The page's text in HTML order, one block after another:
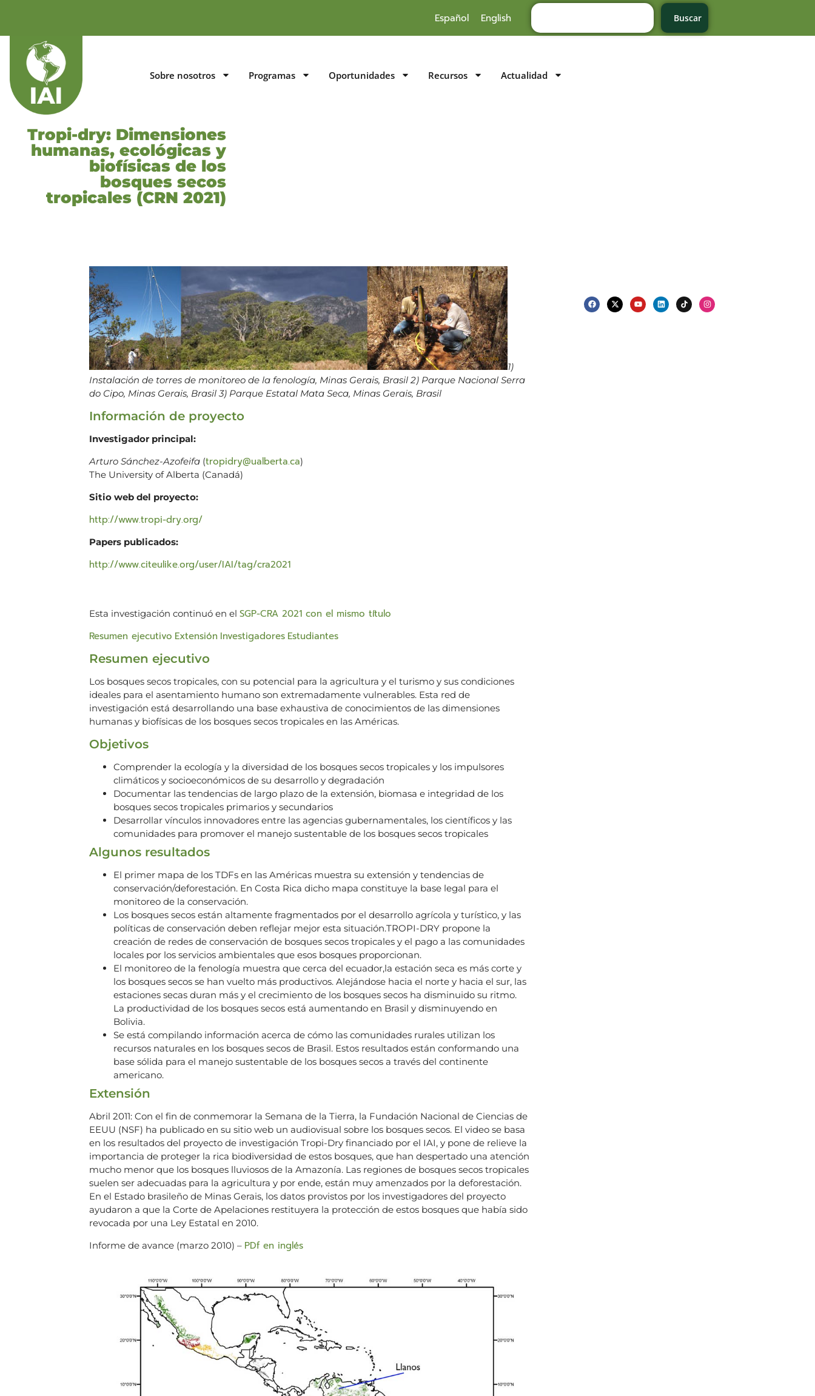
Español English Buscar
Sobre nosotros Programas Oportunidades Recursos Actualidad
Tropi-dry: Dimensiones
humanas, ecológicas y
biofísicas de los
bosques secos
tropicales (CRN 2021)
1)
Instalación de torres de monitoreo de la fenología, Minas Gerais, Brasil 2) Parque Nacional Serra
do Cipo, Minas Gerais, Brasil 3) Parque Estatal Mata Seca, Minas Gerais, Brasil
Información de proyecto
Investigador principal:
Arturo Sánchez-Azofeifa (tropidry@ualberta.ca)
The University of Alberta (Canadá)
Sitio web del proyecto:
http://www.tropi-dry.org/
Papers publicados:
http://www.citeulike.org/user/IAI/tag/cra2021
Esta investigación continuó en el SGP-CRA 2021 con el mismo título
Resumen ejecutivo Extensión Investigadores Estudiantes
Resumen ejecutivo
Los bosques secos tropicales, con su potencial para la agricultura y el turismo y sus condiciones
ideales para el asentamiento humano son extremadamente vulnerables. Esta red de
investigación está desarrollando una base exhaustiva de conocimientos de las dimensiones
humanas y biofísicas de los bosques secos tropicales en las Américas.
Objetivos
Comprender la ecología y la diversidad de los bosques secos tropicales y los impulsores
climáticos y socioeconómicos de su desarrollo y degradación
Documentar las tendencias de largo plazo de la extensión, biomasa e integridad de los
bosques secos tropicales primarios y secundarios
Desarrollar vínculos innovadores entre las agencias gubernamentales, los científicos y las
comunidades para promover el manejo sustentable de los bosques secos tropicales
Algunos resultados
El primer mapa de los TDFs en las Américas muestra su extensión y tendencias de
conservación/deforestación. En Costa Rica dicho mapa constituye la base legal para el
monitoreo de la conservación.
Los bosques secos están altamente fragmentados por el desarrollo agrícola y turístico, y las
políticas de conservación deben reflejar mejor esta situación.TROPI-DRY propone la
creación de redes de conservación de bosques secos tropicales y el pago a las comunidades
locales por los servicios ambientales que esos bosques proporcionan.
El monitoreo de la fenología muestra que cerca del ecuador,la estación seca es más corte y
los bosques secos se han vuelto más productivos. Alejándose hacia el norte y hacia el sur, las
estaciones secas duran más y el crecimiento de los bosques secos ha disminuido su ritmo.
La productividad de los bosques secos está aumentando en Brasil y disminuyendo en
Bolivia.
Se está compilando información acerca de cómo las comunidades rurales utilizan los
recursos naturales en los bosques secos de Brasil. Estos resultados están conformando una
base sólida para el manejo sustentable de los bosques secos a través del continente
americano.
Extensión
Abril 2011: Con el fin de conmemorar la Semana de la Tierra, la Fundación Nacional de Ciencias de
EEUU (NSF) ha publicado en su sitio web un audiovisual sobre los bosques secos. El video se basa
en los resultados del proyecto de investigación Tropi-Dry financiado por el IAI, y pone de relieve la
importancia de proteger la rica biodiversidad de estos bosques, que han despertado una atención
mucho menor que los bosques lluviosos de la Amazonía. Las regiones de bosques secos tropicales
suelen ser adecuadas para la agricultura y por ende, están muy amenzados por la deforestación.
En el Estado brasileño de Minas Gerais, los datos provistos por los investigadores del proyecto
ayudaron a que la Corte de Apelaciones restituyera la protección de estos bosques que había sido
revocada por una Ley Estatal en 2010.
Informe de avance (marzo 2010) – PDf en inglés